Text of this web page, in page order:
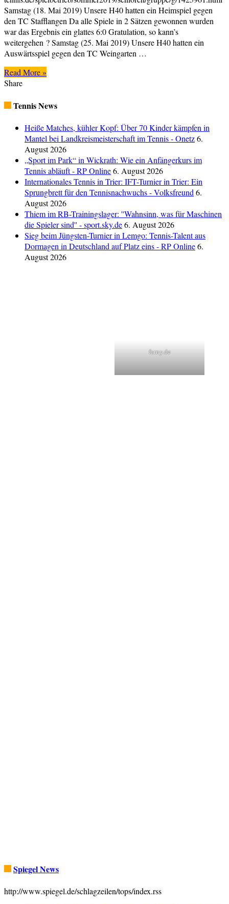
Samstag (18. Mai 2019) Unsere H40 hatten ein Heimspiel gegen
den TC Stafflangen Da alle Spiele in 2 Sätzen gewonnen wurden
war das Ergebnis ein glattes 6:0 Gratulation, so kann’s
weitergehen ? Samstag (25. Mai 2019) Unsere H40 hatten ein
Auswärtsspiel gegen den TC Weingarten …
Read More »
Share
Tennis News
Heiße Matches, kühler Kopf: Über 70 Kinder kämpfen in
Mantel bei Landkreismeisterschaft im Tennis - Onetz6.
August 2026
„Sport im Park“ in Wickrath: Wie ein Anfängerkurs im
Tennis abläuft - RP Online6. August 2026
Internationales Tennis in Trier: IFT-Turnier in Trier: Ein
Sprungbrett für den Tennisnachwuchs - Volksfreund 6.
August 2026
Thiem im RB-Trainingslager: ''Wahnsinn, was für Maschinen
die Spieler sind'' - sport.sky.de6. August 2026
Sieg beim Jüngsten-Turnier in Lemgo: Tennis-Talent aus
Dormagen in Deutschland auf Platz eins - RP Online6.
August 2026
farny.de
Spiegel News
http://www.spiegel.de/schlagzeilen/tops/index.rss